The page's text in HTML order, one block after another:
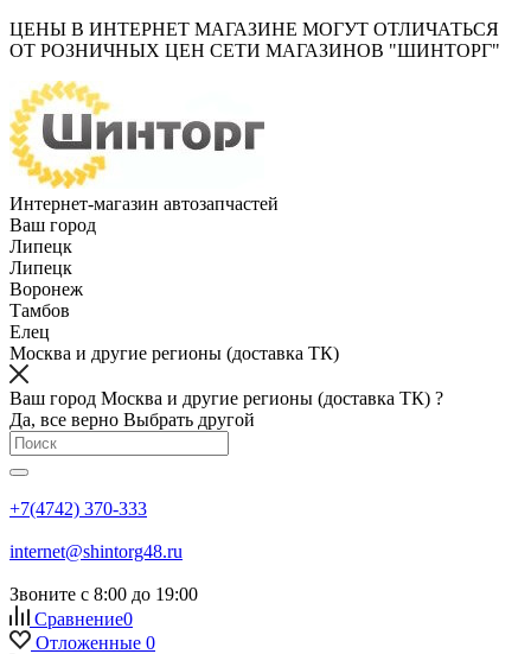
ЦЕНЫ В ИНТЕРНЕТ МАГАЗИНЕ МОГУТ ОТЛИЧАТЬСЯ
ОТ РОЗНИЧНЫХ ЦЕН СЕТИ МАГАЗИНОВ "ШИНТОРГ"
Интернет-магазин автозапчастей
Ваш город
Липецк
Липецк
Воронеж
Тамбов
Елец
Москва и другие регионы (доставка ТК)
Ваш город Москва и другие регионы (доставка ТК) ?
Да, все верно Выбрать другой
+7(4742) 370-333
internet@shintorg48.ru
Звоните с 8:00 до 19:00
Сравнение0
Отложенные 0